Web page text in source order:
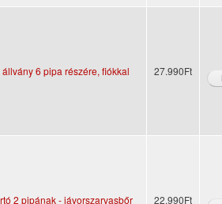
6 pipa részére, fiókkal 27.990Ft
2 pipának - jávorszarvasbőr 22.990Ft